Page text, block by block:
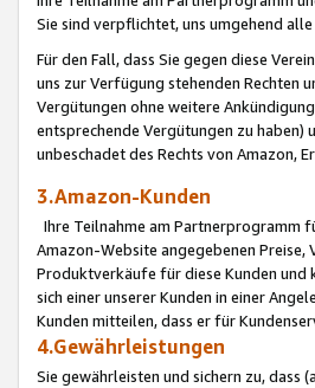
Sie sind verpflichtet, uns umgehend
Für den Fall, dass Sie gegen diese
uns zur Verfügung stehenden Rechten
Vergütungen ohne weitere
entsprechende Vergütungen zu
unbeschadet des Rechts von Amazon,
3.Amazon-Kunden
Ihre Teilnahme am Partnerprogramm
Amazon-Website angegebenen
Produktverkäufe für diese Kunden und
sich einer unserer Kunden in einer
Kunden mitteilen, dass er für
4.Gewährleistungen
Sie gewährleisten und sichern zu, dass